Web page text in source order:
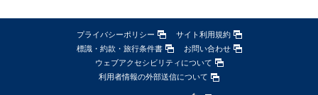
プライバシーポリシー
サイト利用規約
標識・約款・旅行条件書
お問い合わせ
ウェブアクセシビリティについて
利用者情報の外部送信について